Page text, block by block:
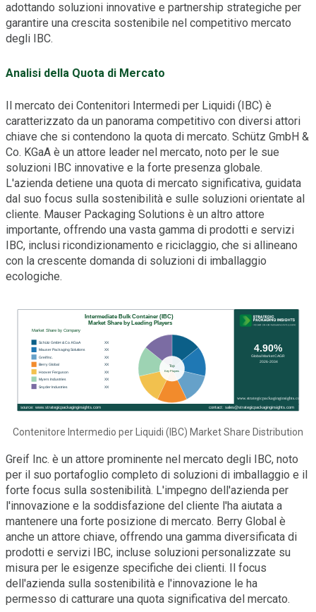
adottando soluzioni innovative e partnership strategiche per
garantire una crescita sostenibile nel competitivo mercato
degli IBC.
Analisi della Quota di Mercato
Il mercato dei Contenitori Intermedi per Liquidi (IBC) è
caratterizzato da un panorama competitivo con diversi attori
chiave che si contendono la quota di mercato. Schütz GmbH &
Co. KGaA è un attore leader nel mercato, noto per le sue
soluzioni IBC innovative e la forte presenza globale.
L'azienda detiene una quota di mercato significativa, guidata
dal suo focus sulla sostenibilità e sulle soluzioni orientate al
cliente. Mauser Packaging Solutions è un altro attore
importante, offrendo una vasta gamma di prodotti e servizi
IBC, inclusi ricondizionamento e riciclaggio, che si allineano
con la crescente domanda di soluzioni di imballaggio
ecologiche.
Contenitore Intermedio per Liquidi (IBC) Market Share Distribution
Greif Inc. è un attore prominente nel mercato degli IBC, noto
per il suo portafoglio completo di soluzioni di imballaggio e il
forte focus sulla sostenibilità. L'impegno dell'azienda per
l'innovazione e la soddisfazione del cliente l'ha aiutata a
mantenere una forte posizione di mercato. Berry Global è
anche un attore chiave, offrendo una gamma diversificata di
prodotti e servizi IBC, incluse soluzioni personalizzate su
misura per le esigenze specifiche dei clienti. Il focus
dell'azienda sulla sostenibilità e l'innovazione le ha
permesso di catturare una quota significativa del mercato.